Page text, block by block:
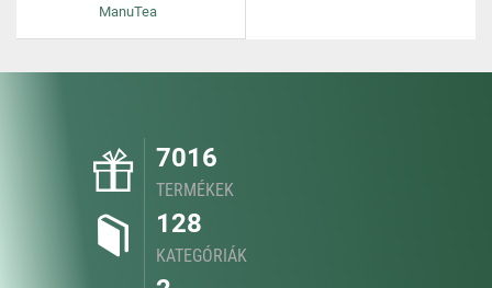
ManuTea
7016
TERMÉKEK
128
KATEGÓRIÁK